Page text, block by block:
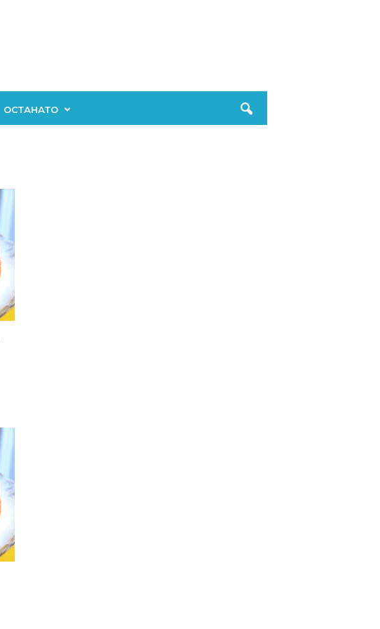
ОСТАНАТО